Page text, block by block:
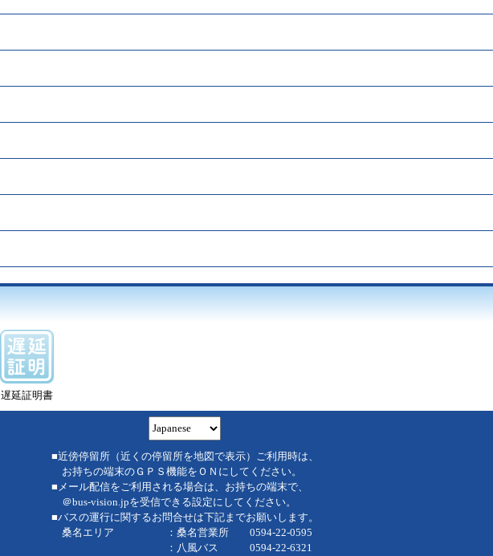
遅延証明書
■近傍停留所（近くの停留所を地図で表示）ご利用時は、
お持ちの端末のＧＰＳ機能をＯＮにしてください。
■メール配信をご利用される場合は、お持ちの端末で、
＠bus-vision.jpを受信できる設定にしてください。
■バスの運行に関するお問合せは下記までお願いします。
桑名エリア ：桑名営業所 0594-22-0595
：八風バス 0594-22-6321